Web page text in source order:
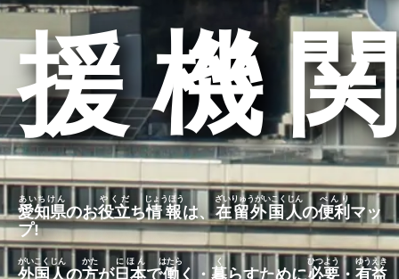
援機関
愛知県
あいちけん
のお役立
やくだ
ち情報
じょうほう
は、在留外国人
ざいりゅうがいこくじん
の便利
べんり
マッ
プ!
外国人
がいこくじん
の方
かた
が日本
にほん
で働
はたら
く・ 暮
く
らすために必要
ひつよう
・ 有益
ゆうえき